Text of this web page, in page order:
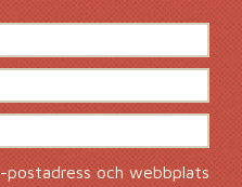
och webbplats